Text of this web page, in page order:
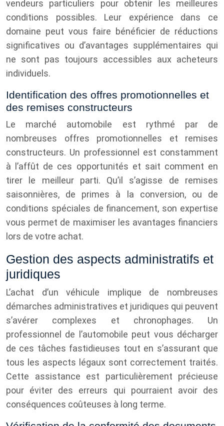
vendeurs particuliers pour obtenir les meilleures
conditions possibles. Leur expérience dans ce
domaine peut vous faire bénéficier de réductions
significatives ou d’avantages supplémentaires qui
ne sont pas toujours accessibles aux acheteurs
individuels.
Identification des offres promotionnelles et
des remises constructeurs
Le marché automobile est rythmé par de
nombreuses offres promotionnelles et remises
constructeurs. Un professionnel est constamment
à l’affût de ces opportunités et sait comment en
tirer le meilleur parti. Qu’il s’agisse de remises
saisonnières, de primes à la conversion, ou de
conditions spéciales de financement, son expertise
vous permet de maximiser les avantages financiers
lors de votre achat.
Gestion des aspects administratifs et
juridiques
L’achat d’un véhicule implique de nombreuses
démarches administratives et juridiques qui peuvent
s’avérer complexes et chronophages. Un
professionnel de l’automobile peut vous décharger
de ces tâches fastidieuses tout en s’assurant que
tous les aspects légaux sont correctement traités.
Cette assistance est particulièrement précieuse
pour éviter des erreurs qui pourraient avoir des
conséquences coûteuses à long terme.